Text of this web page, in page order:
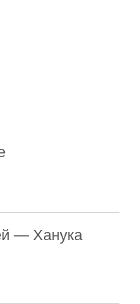
— Ханука